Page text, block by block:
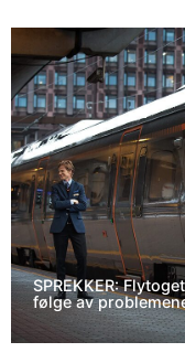
SPREKKER:
følge av